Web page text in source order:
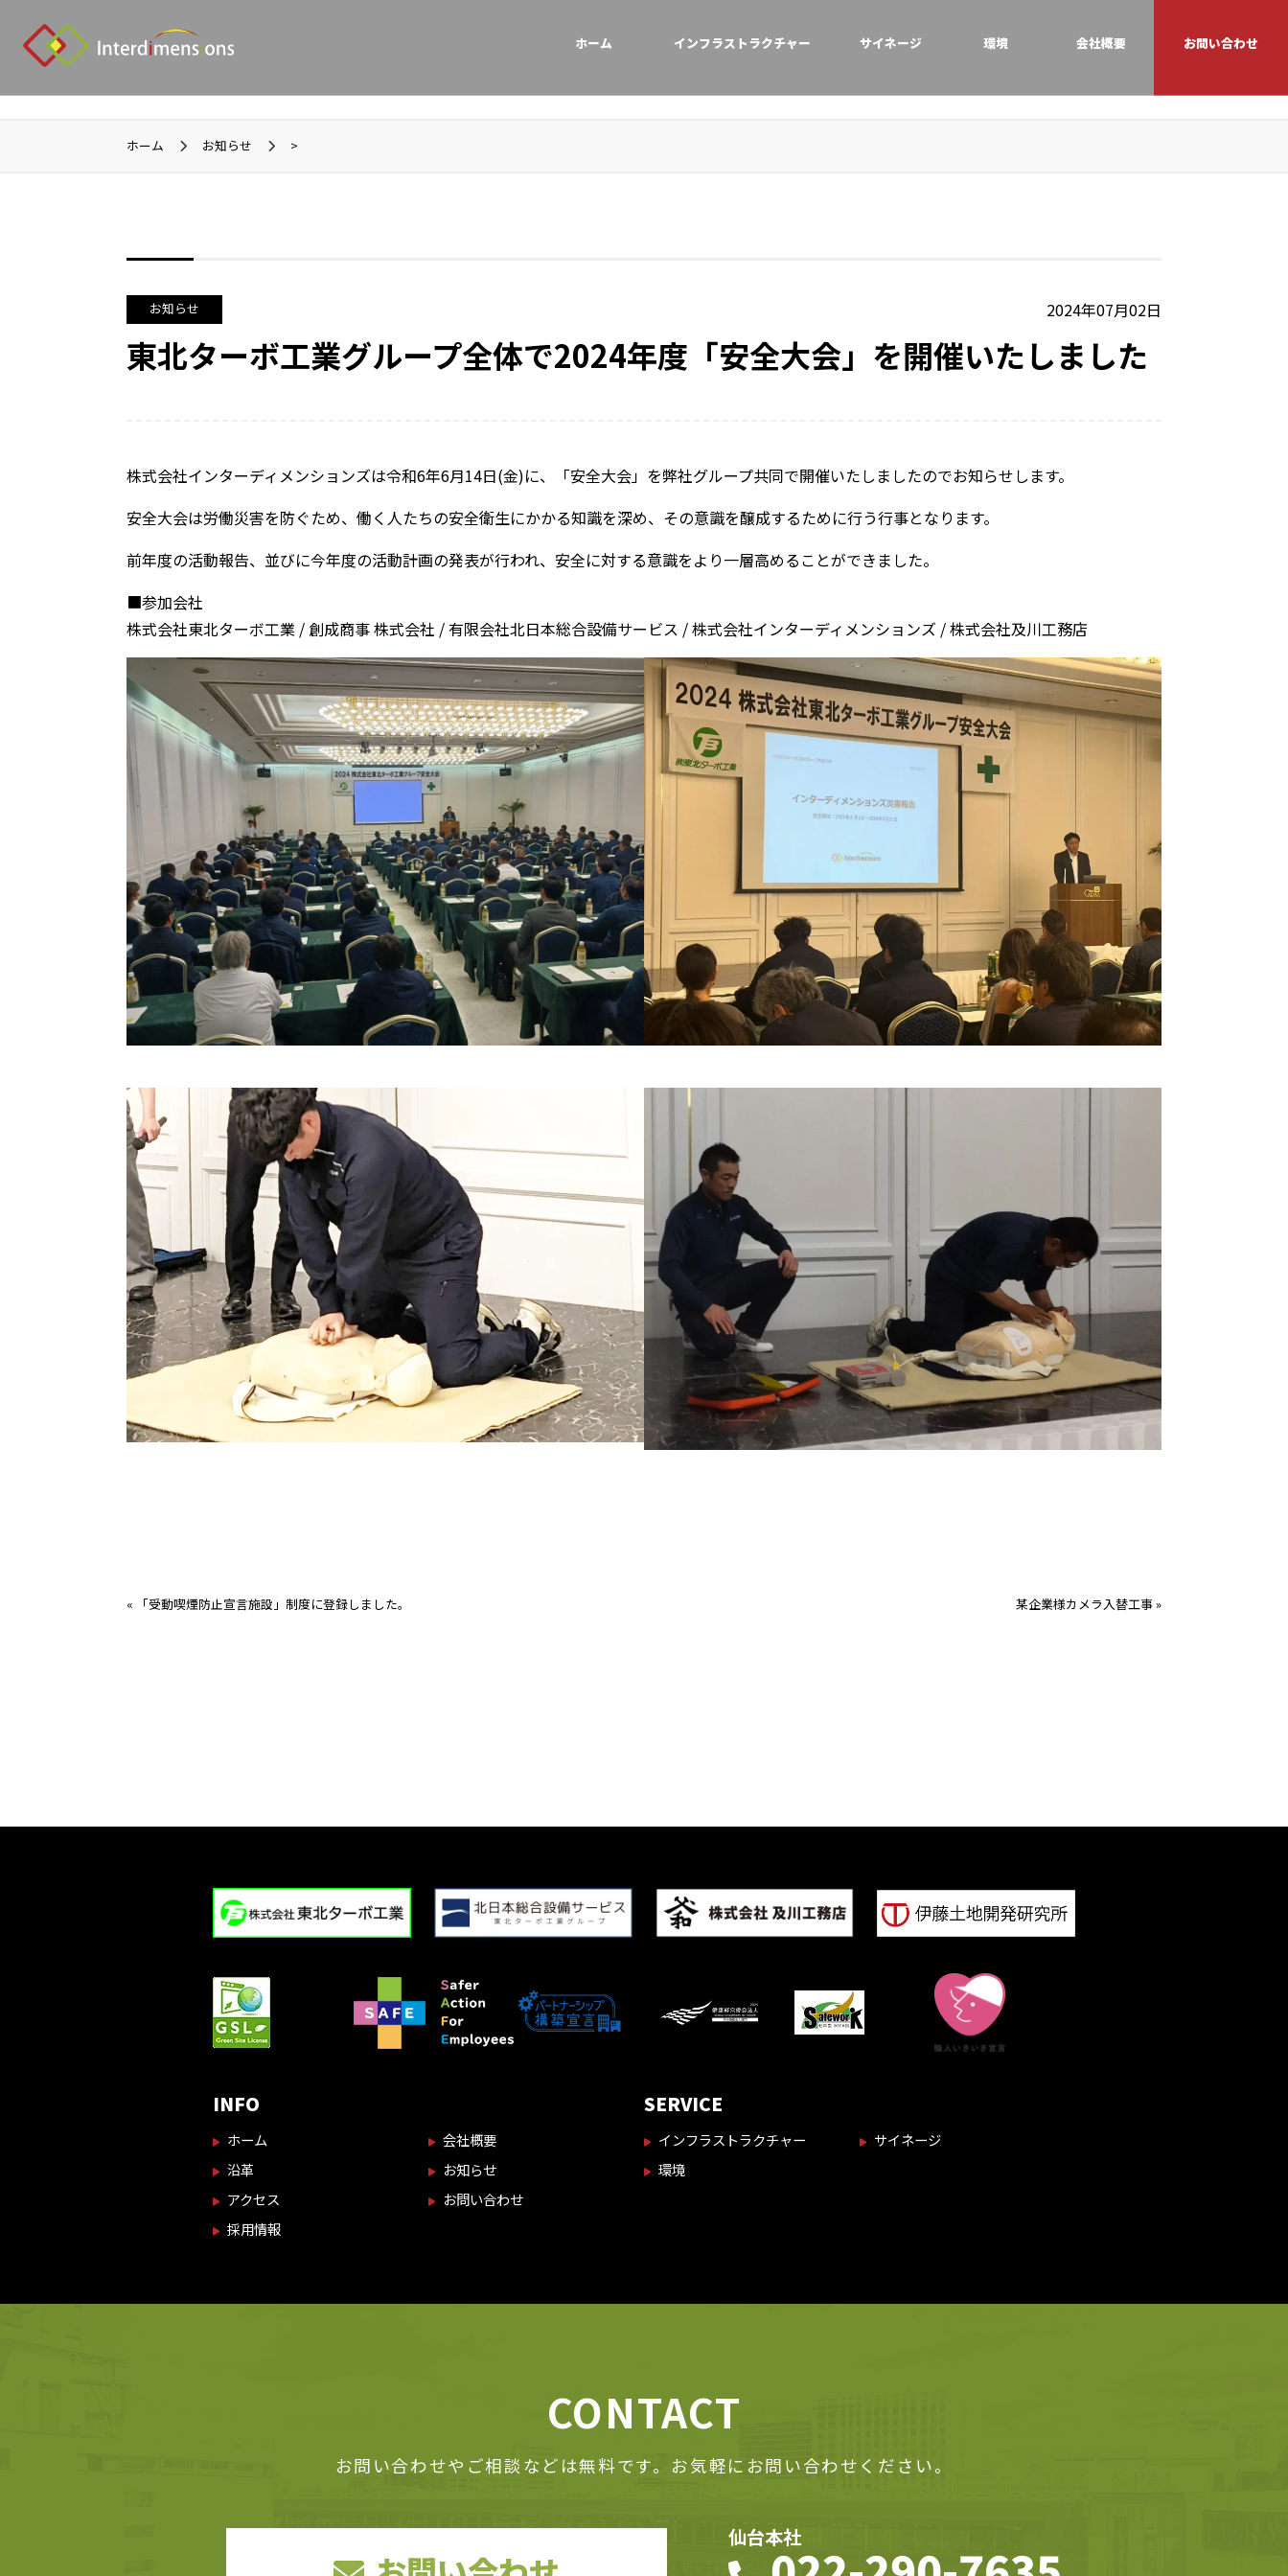
ホーム インフラストラクチャー サイネージ 環境 会社概要 お問い合わせ
ホーム お知らせ >
お知らせ 2024年07月02日
東北ターボ工業グループ全体で2024年度「安全大会」を開催いたしました
株式会社インターディメンションズは令和6年6月14日(金)に、「安全大会」を弊社グループ共同で開催いたしましたのでお知らせします。
安全大会は労働災害を防ぐため、働く人たちの安全衛生にかかる知識を深め、その意識を醸成するために行う行事となります。
前年度の活動報告、並びに今年度の活動計画の発表が行われ、安全に対する意識をより一層高めることができました。
■参加会社
株式会社東北ターボ工業 / 創成商事 株式会社 / 有限会社北日本総合設備サービス / 株式会社インターディメンションズ / 株式会社及川工務店
« 「受動喫煙防止宣言施設」制度に登録しました。 某企業様カメラ入替工事»
INFO
ホーム
会社概要
沿革
お知らせ
アクセス
お問い合わせ
採用情報
SERVICE
インフラストラクチャー
サイネージ
環境
CONTACT
お問い合わせやご相談などは無料です。お気軽にお問い合わせください。
仙台本社